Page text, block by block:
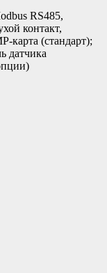
RS485,
контакт,
карта (стандарт);
датчика